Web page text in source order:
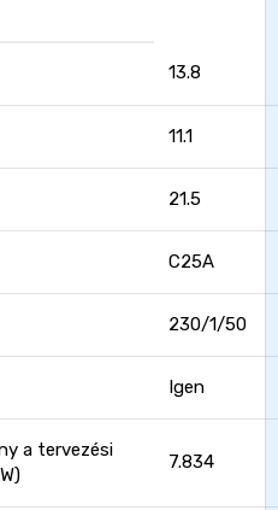
13.8
11.1
21.5
C25A
230/1/50
Igen
a tervezési
7.834